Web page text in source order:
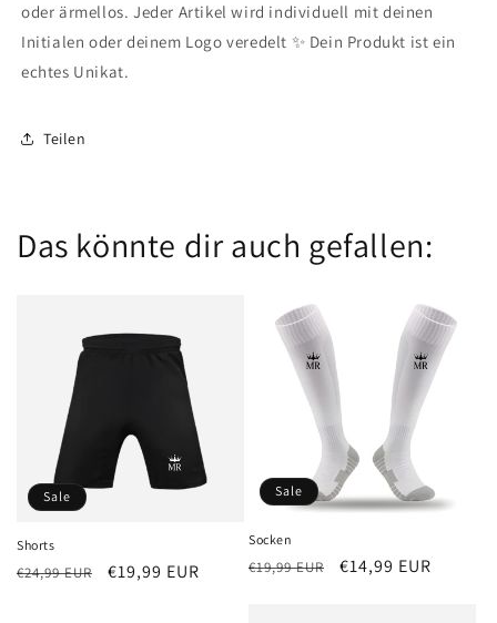
oder ärmellos. Jeder Artikel wird individuell mit deinen
Initialen oder deinem Logo veredelt ✨ Dein Produkt ist ein
echtes Unikat.
Teilen
Das könnte dir auch gefallen:
Sale
Shorts
Normaler
€24,99 EUR Verkaufspreis
€19,99 EUR
Sale
Socken
Normaler
€19,99 EUR Verkaufspreis
€14,99 EUR